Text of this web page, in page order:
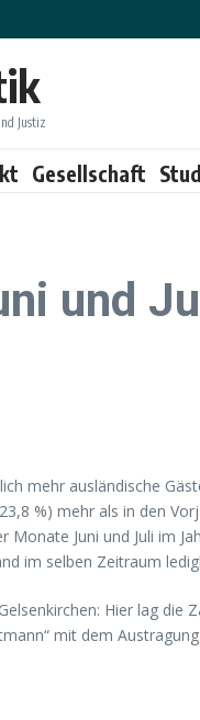
Justiz
Gesellschaft
und
mehr ausländische
%) mehr als in den
Juni und Juli im
im selben Zeitraum
Hier lag die
mit dem